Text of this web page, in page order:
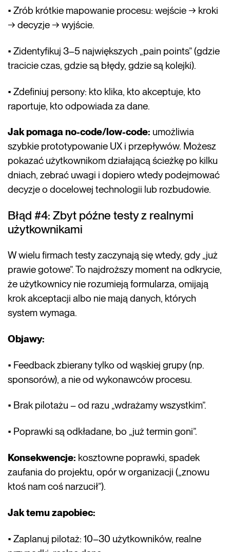
• Zrób krótkie mapowanie procesu: wejście → kroki
→ decyzje → wyjście.
• Zidentyfikuj 3–5 największych „pain points” (gdzie
tracicie czas, gdzie są błędy, gdzie są kolejki).
• Zdefiniuj persony: kto klika, kto akceptuje, kto
raportuje, kto odpowiada za dane.
Jak pomaga no-code/low-code: umożliwia
szybkie prototypowanie UX i przepływów. Możesz
pokazać użytkownikom działającą ścieżkę po kilku
dniach, zebrać uwagi i dopiero wtedy podejmować
decyzje o docelowej technologii lub rozbudowie.
Błąd #4: Zbyt późne testy z realnymi
użytkownikami
W wielu firmach testy zaczynają się wtedy, gdy „już
prawie gotowe”. To najdroższy moment na odkrycie,
że użytkownicy nie rozumieją formularza, omijają
krok akceptacji albo nie mają danych, których
system wymaga.
Objawy:
• Feedback zbierany tylko od wąskiej grupy (np.
sponsorów), a nie od wykonawców procesu.
• Brak pilotażu – od razu „wdrażamy wszystkim”.
• Poprawki są odkładane, bo „już termin goni”.
Konsekwencje: kosztowne poprawki, spadek
zaufania do projektu, opór w organizacji („znowu
ktoś nam coś narzucił”).
Jak temu zapobiec:
• Zaplanuj pilotaż: 10–30 użytkowników, realne